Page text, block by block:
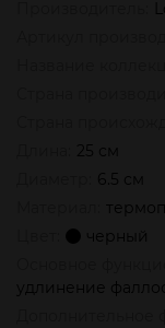
25 см
6.5 см
черный
удлинение